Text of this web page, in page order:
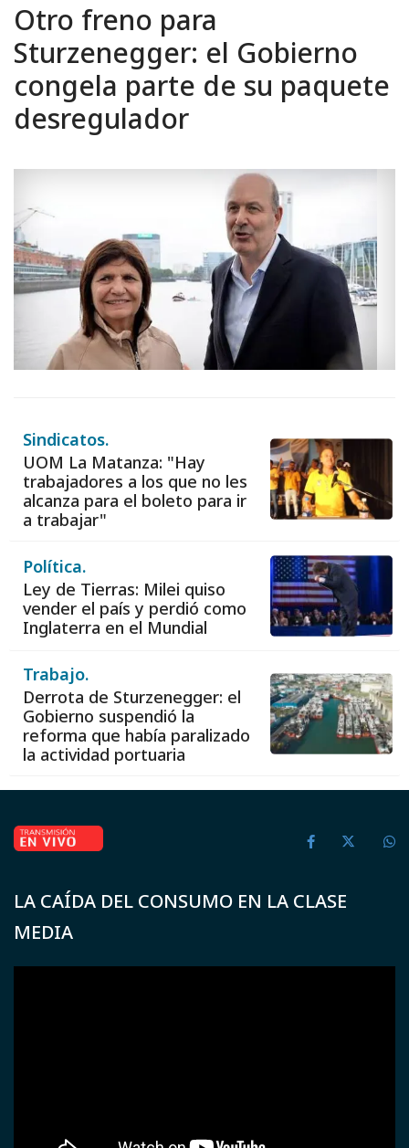
Otro freno para
Sturzenegger: el Gobierno
congela parte de su paquete
desregulador
Sindicatos.
UOM La Matanza: "Hay
trabajadores a los que no les
alcanza para el boleto para ir
a trabajar"
Política.
Ley de Tierras: Milei quiso
vender el país y perdió como
Inglaterra en el Mundial
Trabajo.
Derrota de Sturzenegger: el
Gobierno suspendió la
reforma que había paralizado
la actividad portuaria
LA CAÍDA DEL CONSUMO EN LA CLASE
MEDIA